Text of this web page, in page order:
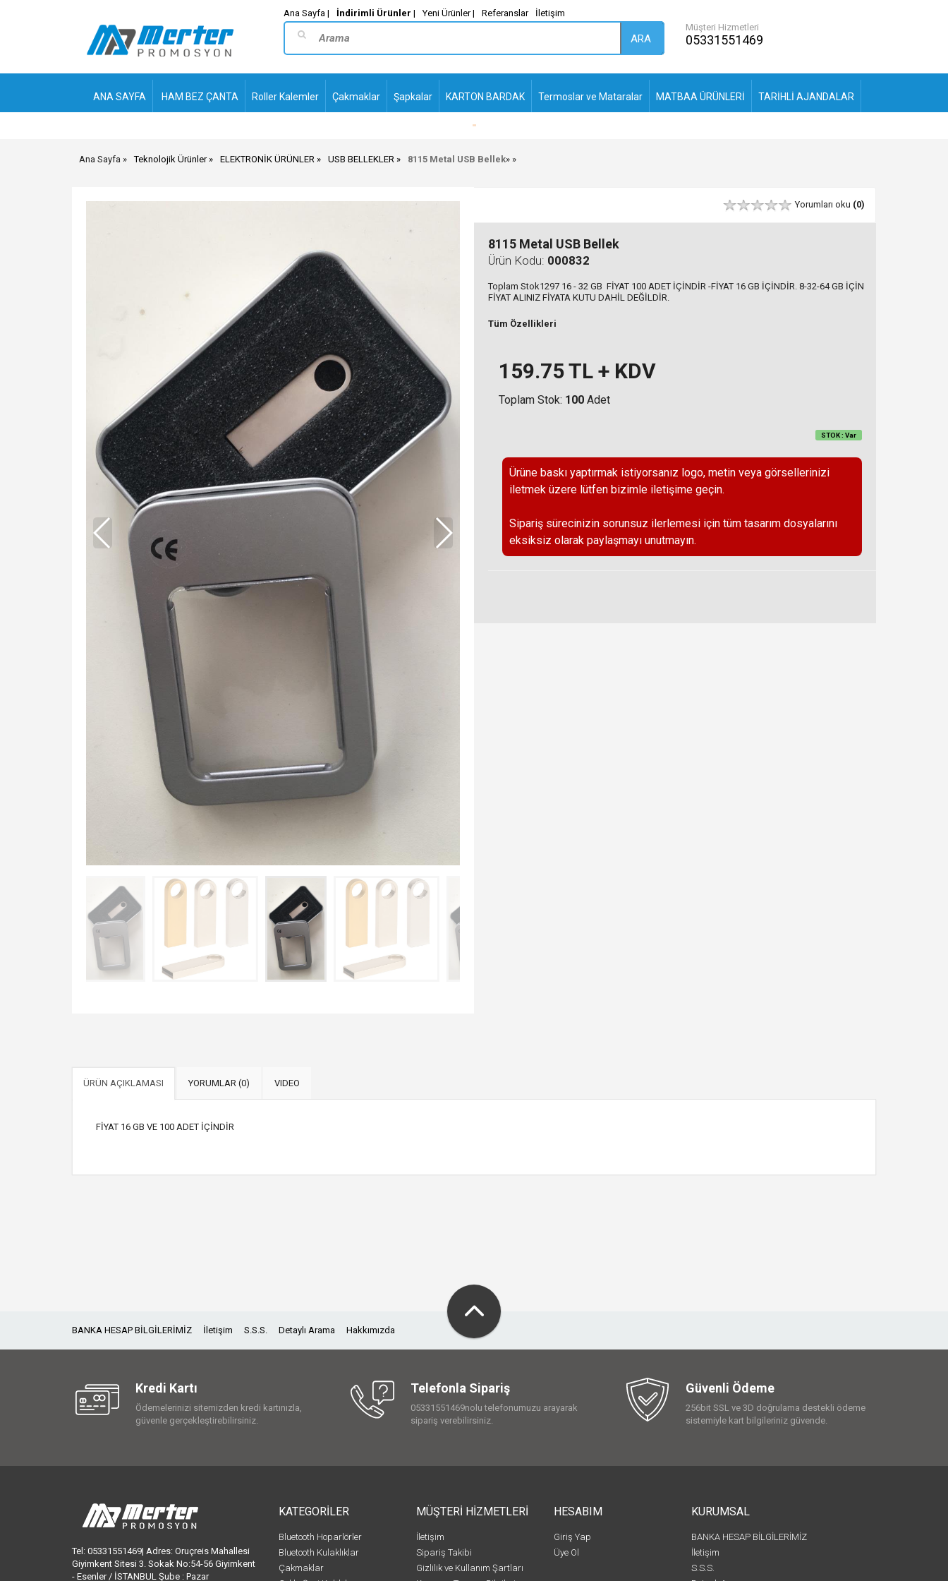
Ana Sayfa | İndirimli Ürünler | Yeni Ürünler | Referanslar İletişim
ARA
Müşteri Hizmetleri
05331551469
ANA SAYFA HAM BEZ ÇANTA Roller Kalemler Çakmaklar Şapkalar KARTON BARDAK Termoslar ve Mataralar MATBAA ÜRÜNLERİ TARİHLİ AJANDALAR
PLASTİK TÜKENMEZ
Metal_
Ana Sayfa Teknolojik Ürünler »
ELEKTRONİK ÜRÜNLER »
USB BELLEKLER 8115 Metal USB Bellek
Yorumları oku (0)
8115 Metal USB Bellek
Ürün Kodu: 000832
Toplam Stok1297 16 - 32 GB FİYAT 100 ADET İÇİNDİR -FİYAT 16 GB İÇİNDİR. 8-32-64 GB İÇİN
FİYAT ALINIZ FİYATA KUTU DAHİL DEĞİLDİR.
Tüm Özellikleri
159.75TL + KDV
Toplam Stok: 100 Adet
STOK : Var
Ürüne baskı yaptırmak istiyorsanız logo, metin veya görsellerinizi
iletmek üzere lütfen bizimle iletişime geçin.
Sipariş sürecinizin sorunsuz ilerlemesi için tüm tasarım dosyalarını
eksiksiz olarak paylaşmayı unutmayın.
ÜRÜN AÇIKLAMASI YORUMLAR (0) VIDEO
FİYAT 16 GB VE 100 ADET İÇİNDİR
BANKA HESAP BİLGİLERİMİZ İletişim S.S.S. Detaylı Arama Hakkımızda
Kredi Kartı
Ödemelerinizi sitemizden kredi kartınızla,
güvenle gerçekleştirebilirsiniz.
Telefonla Sipariş
05331551469nolu telefonumuzu arayarak
sipariş verebilirsiniz.
Güvenli Ödeme
256bit SSL ve 3D doğrulama destekli ödeme
sistemiyle kart bilgileriniz güvende.
Tel: 05331551469| Adres: Oruçreis Mahallesi
Giyimkent Sitesi 3. Sokak No:54-56 Giyimkent
- Esenler / İSTANBUL Şube : Pazar
KATEGORİLER
Bluetooth Hoparlörler
Bluetooth Kulaklıklar
Çakmaklar
MÜŞTERİ HİZMETLERİ
İletişim
Sipariş Takibi
Gizlilik ve Kullanım Şartları
HESABIM
Giriş Yap
Üye Ol
KURUMSAL
BANKA HESAP BİLGİLERİMİZ
İletişim
S.S.S.